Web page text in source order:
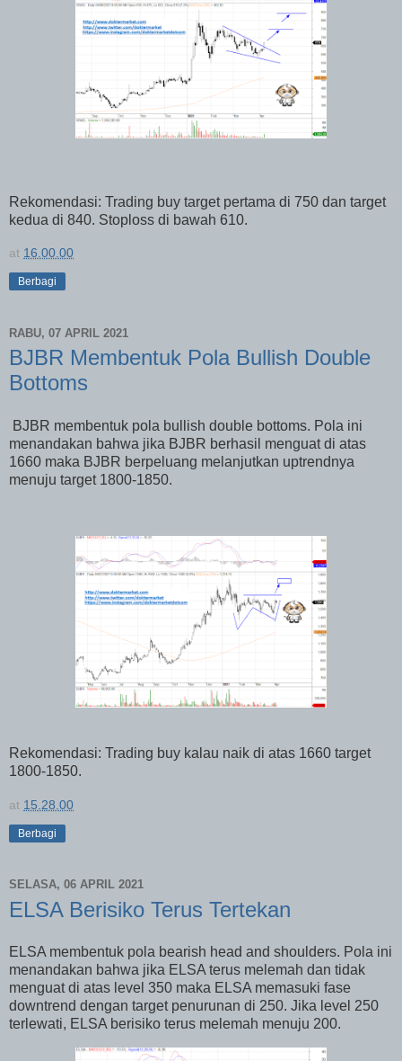
Rekomendasi: Trading buy target pertama di 750 dan target
kedua di 840. Stoploss di bawah 610.
at 16.00.00
Berbagi
RABU, 07 APRIL 2021
BJBR Membentuk Pola Bullish Double
Bottoms
BJBR membentuk pola bullish double bottoms. Pola ini
menandakan bahwa jika BJBR berhasil menguat di atas
1660 maka BJBR berpeluang melanjutkan uptrendnya
menuju target 1800-1850.
Rekomendasi: Trading buy kalau naik di atas 1660 target
1800-1850.
at 15.28.00
Berbagi
SELASA, 06 APRIL 2021
ELSA Berisiko Terus Tertekan
ELSA membentuk pola bearish head and shoulders. Pola ini
menandakan bahwa jika ELSA terus melemah dan tidak
menguat di atas level 350 maka ELSA memasuki fase
downtrend dengan target penurunan di 250. Jika level 250
terlewati, ELSA berisiko terus melemah menuju 200.